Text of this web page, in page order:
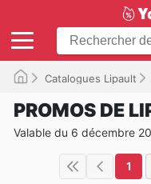
Catalogues Lipault
PROMOS DE
Valable du 6 décembre
1